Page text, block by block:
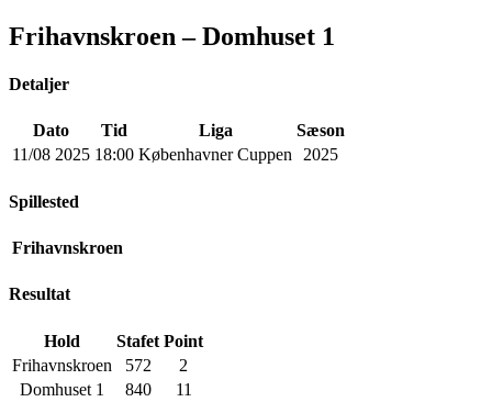
Frihavnskroen – Domhuset 1
Detaljer
Dato Tid Liga
Sæson
11/08 2025 18:00 Københavner Cuppen 2025
Spillested
Frihavnskroen
Resultat
Hold Stafet Point
Frihavnskroen
572
2
Domhuset 1
840 11